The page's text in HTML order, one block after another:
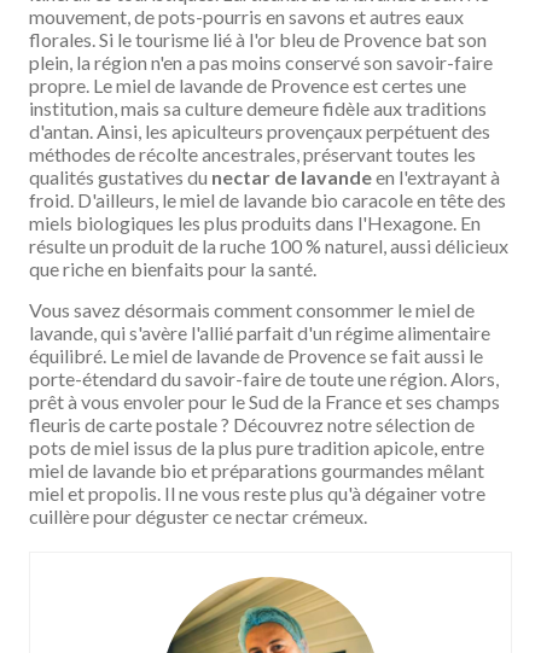
mouvement, de pots-pourris en savons et autres eaux
florales. Si le tourisme lié à l'or bleu de Provence bat son
plein, la région n'en a pas moins conservé son savoir-faire
propre. Le miel de lavande de Provence est certes une
institution, mais sa culture demeure fidèle aux traditions
d'antan. Ainsi, les apiculteurs provençaux perpétuent des
méthodes de récolte ancestrales, préservant toutes les
qualités gustatives du nectar de lavandeen l'extrayant à
froid. D'ailleurs, le miel de lavande bio caracole en tête des
miels biologiques les plus produits dans l'Hexagone. En
résulte un produit de la ruche 100 % naturel, aussi délicieux
que riche en bienfaits pour la santé.
Vous savez désormais comment consommer le miel de
lavande, qui s'avère l'allié parfait d'un régime alimentaire
équilibré. Le miel de lavande de Provence se fait aussi le
porte-étendard du savoir-faire de toute une région. Alors,
prêt à vous envoler pour le Sud de la France et ses champs
fleuris de carte postale ? Découvrez notre sélection de
pots de miel issus de la plus pure tradition apicole, entre
miel de lavande bio et préparations gourmandes mêlant
miel et propolis. Il ne vous reste plus qu'à dégainer votre
cuillère pour déguster ce nectar crémeux.